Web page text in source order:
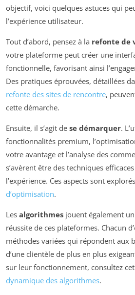
objectif, voici quelques astuces qui
l’expérience utilisateur.
Tout d’abord, pensez à la refonte de
votre plateforme peut créer une
fonctionnelle, favorisant ainsi
Des pratiques éprouvées, détaillées
refonte des sites de rencontre,
cette démarche.
Ensuite, il s’agit de se démarquer.
fonctionnalités premium,
votre avantage et l’analyse des
s’avèrent être des techniques
l’expérience. Ces aspects sont
d’optimisation.
Les algorithmes jouent également
réussite de ces plateformes. Chacun
méthodes variées qui répondent aux
d’une clientèle de plus en plus
sur leur fonctionnement, consultez
dynamique des algorithmes.